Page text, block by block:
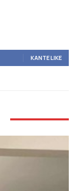
ΚΆΝΤΕ LIKE